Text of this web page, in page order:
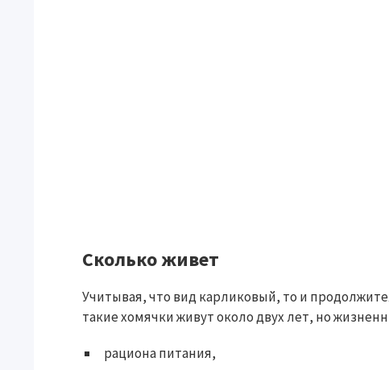
Сколько живет
Учитывая, что вид карликовый, то и
такие хомячки живут около двух лет, но
рациона питания,